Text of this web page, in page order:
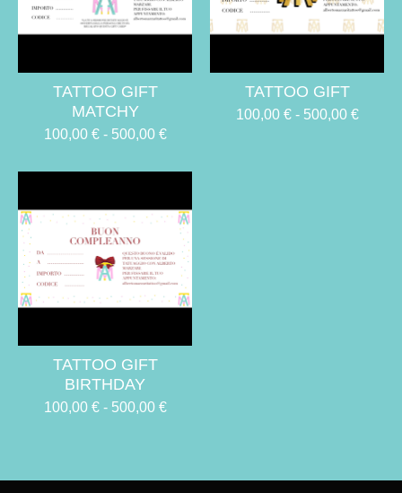
TATTOO GIFT
MATCHY
100,00 €- 500,00 €
TATTOO GIFT
100,00 €- 500,00 €
TATTOO GIFT
BIRTHDAY
100,00 €- 500,00 €